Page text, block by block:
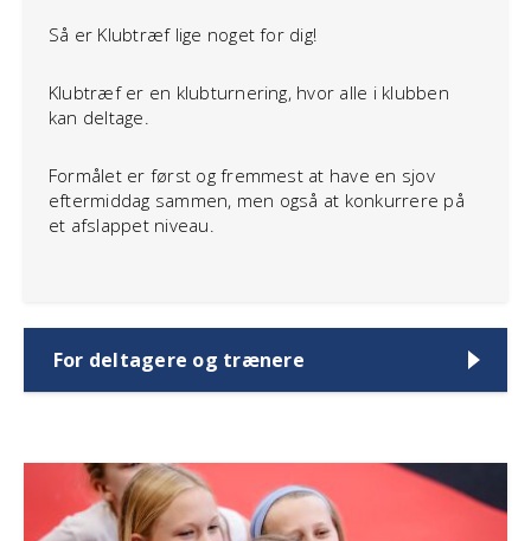
Så er Klubtræf lige noget for dig!
Klubtræf er en klubturnering, hvor alle i klubben
kan deltage.
Formålet er først og fremmest at have en sjov
eftermiddag sammen, men også at konkurrere på
et afslappet niveau.
For deltagere og trænere